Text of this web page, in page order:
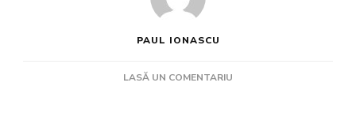
PAUL IONASCU
LASĂ UN COMENTARIU